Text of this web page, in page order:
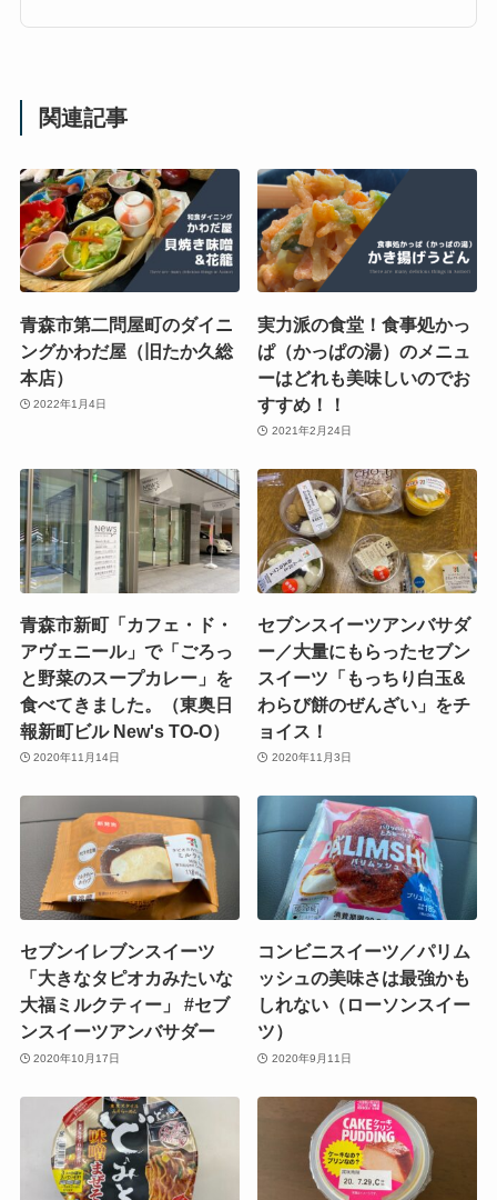
関連記事
青森市第二問屋町のダイニ
ングかわだ屋（旧たか久総
本店）
2022年1月4日
実力派の食堂！食事処かっ
ぱ（かっぱの湯）のメニュ
ーはどれも美味しいのでお
すすめ！！
2021年2月24日
青森市新町「カフェ・ド・
アヴェニール」で「ごろっ
と野菜のスープカレー」を
食べてきました。（東奥日
報新町ビル New's TO-O）
2020年11月14日
セブンスイーツアンバサダ
ー／大量にもらったセブン
スイーツ「もっちり白玉&
わらび餅のぜんざい」をチ
ョイス！
2020年11月3日
セブンイレブンスイーツ
「大きなタピオカみたいな
大福ミルクティー」 #セブ
ンスイーツアンバサダー
2020年10月17日
コンビニスイーツ／パリム
ッシュの美味さは最強かも
しれない（ローソンスイー
ツ）
2020年9月11日